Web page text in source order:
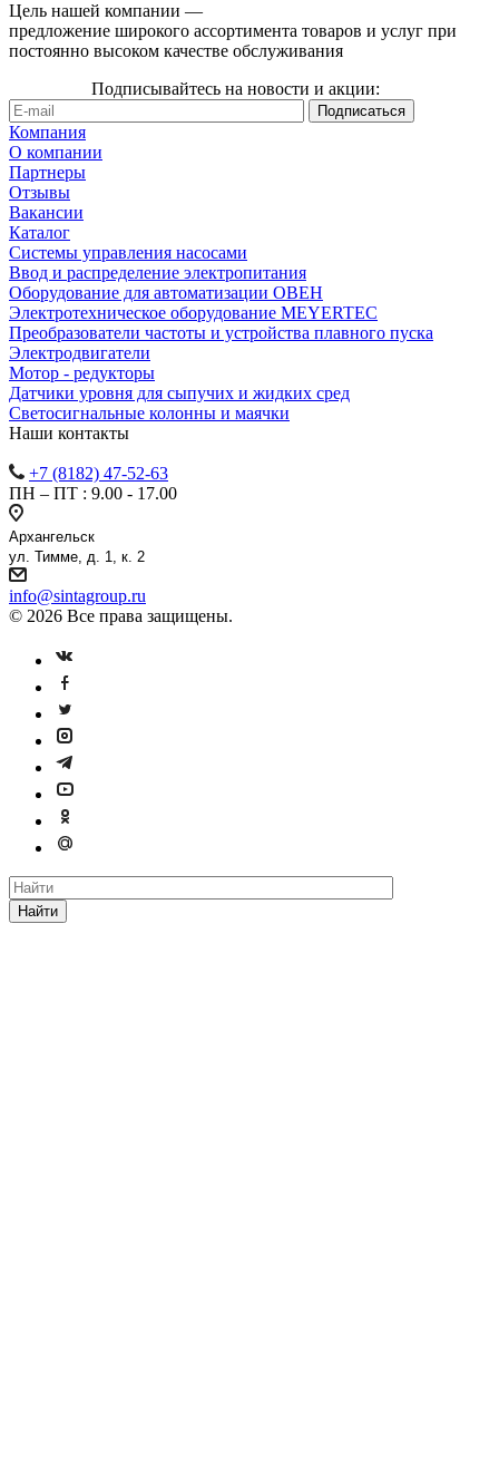
Цель нашей компании —
предложение широкого ассортимента товаров и услуг при
постоянно высоком качестве обслуживания
Подписывайтесь на новости и акции:
Компания
О компании
Партнеры
Отзывы
Вакансии
Каталог
Системы управления насосами
Ввод и распределение электропитания
Оборудование для автоматизации ОВЕН
Электротехническое оборудование MEYERTEC
Преобразователи частоты и устройства плавного пуска
Электродвигатели
Мотор - редукторы
Датчики уровня для сыпучих и жидких сред
Светосигнальные колонны и маячки
Наши контакты
+7 (8182) 47-52-63
ПН – ПТ : 9.00 - 17.00
Архангельск
ул. Тимме, д. 1, к. 2
info@sintagroup.ru
© 2026 Все права защищены.
Найти